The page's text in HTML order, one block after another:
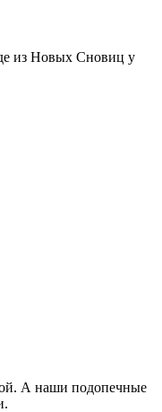
из Новых Сновиц у
А наши подопечные